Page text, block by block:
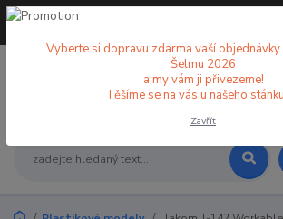
+420 773 998 582
Vyberte si dopravu zdarma vaší
Šelmu 2026
a my vám ji přivezeme!
Těšíme se na vás u našeho
Zavřít